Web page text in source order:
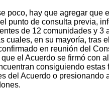
poco, hay que agregar
punto de consulta previa,
de 12 comunidades y
cuales, en su mayoría, tras
en reunión del
el Acuerdo se firmó con
consiguiendo
del Acuerdo o